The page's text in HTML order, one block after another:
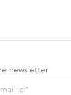
newsletter